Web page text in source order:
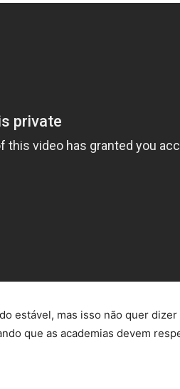
estável, mas isso não quer
que as academias devem